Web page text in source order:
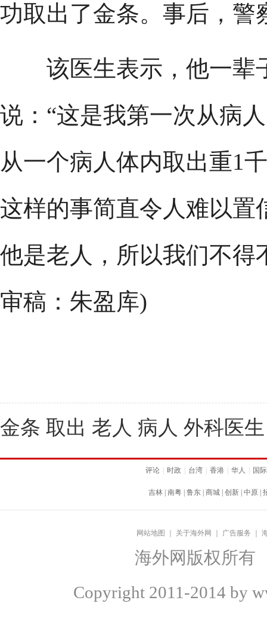
功取出了金条。事后，警
该医生表示，他一辈
说：“这是我第一次从病
从一个病人体内取出重1
这样的事简直令人难以
他是老人，所以我们不得
审稿：朱盈库)
金条 取出 老人 病人 外科医生
评论 时政 台湾 香港 华人 国际
吉林 南粤 鲁东 商城 创新 中原
网站地图 关于海外网 广告服务
海外网版权所有
Copyright 2011-2014 by